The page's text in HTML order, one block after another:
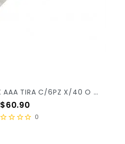
PILA ENERGIZER MAX AAA TIRA C/6PZ X/40 O X/20
Precio
$60.90
0